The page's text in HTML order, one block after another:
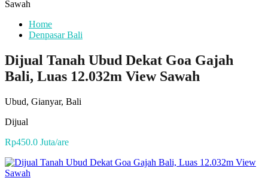
Home
Denpasar Bali
Dijual Tanah Ubud Dekat Goa Gajah
Bali, Luas 12.032m View Sawah
Ubud, Gianyar, Bali
Dijual
Rp450.0 Juta/are